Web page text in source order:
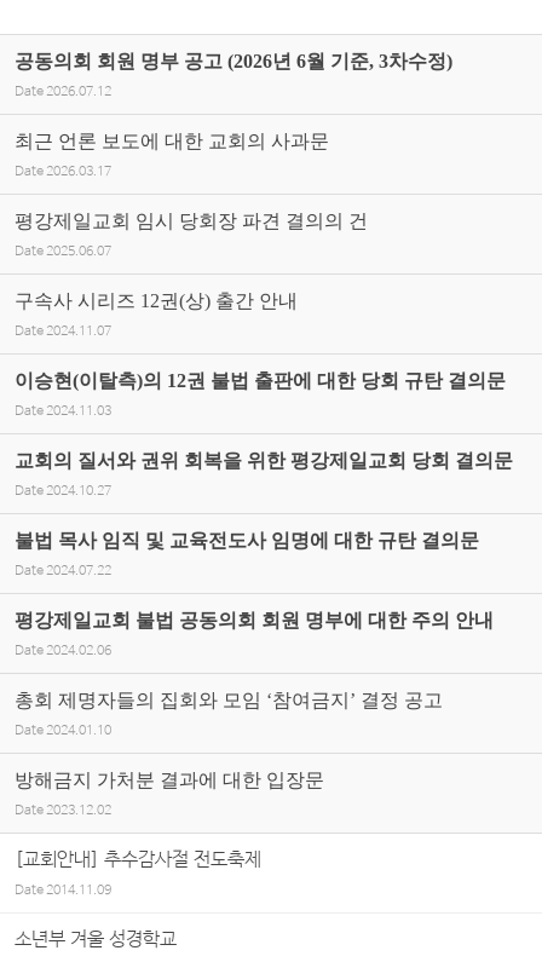
공동의회 회원 명부 공고 (2026년 6월 기준, 3차수정)
Date 2026.07.12
최근 언론 보도에 대한 교회의 사과문
Date 2026.03.17
평강제일교회 임시 당회장 파견 결의의 건
Date 2025.06.07
구속사 시리즈 12권(상) 출간 안내
Date 2024.11.07
이승현(이탈측)의 12권 불법 출판에 대한 당회 규탄 결의문
Date 2024.11.03
교회의 질서와 권위 회복을 위한 평강제일교회 당회 결의문
Date 2024.10.27
불법 목사 임직 및 교육전도사 임명에 대한 규탄 결의문
Date 2024.07.22
평강제일교회 불법 공동의회 회원 명부에 대한 주의 안내
Date 2024.02.06
총회 제명자들의 집회와 모임 ‘참여금지’ 결정 공고
Date 2024.01.10
방해금지 가처분 결과에 대한 입장문
Date 2023.12.02
[교회안내] 추수감사절 전도축제
Date2014.11.09
소년부 겨울 성경학교